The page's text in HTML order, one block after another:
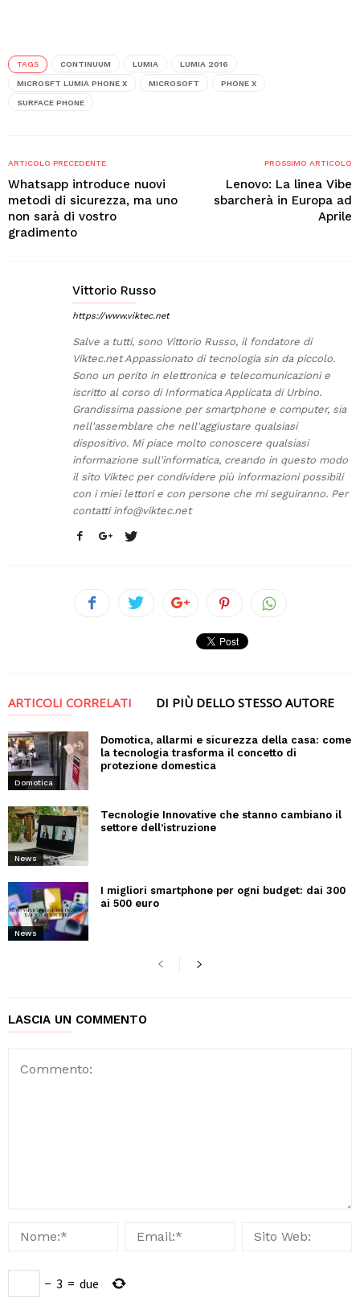
TAGS CONTINUUM LUMIA LUMIA 2016
MICROSFT LUMIA PHONE X MICROSOFT PHONE X
SURFACE PHONE
ARTICOLO PRECEDENTE
Whatsapp introduce nuovi
metodi di sicurezza, ma uno
non sarà di vostro
gradimento
PROSSIMO ARTICOLO
Lenovo: La linea Vibe
sbarcherà in Europa ad
Aprile
Vittorio Russo
https://www.viktec.net
Salve a tutti, sono Vittorio Russo, il fondatore di
Viktec.net Appassionato di tecnologia sin da piccolo.
Sono un perito in elettronica e telecomunicazioni e
iscritto al corso di Informatica Applicata di Urbino.
Grandissima passione per smartphone e computer, sia
nell'assemblare che nell'aggiustare qualsiasi
dispositivo. Mi piace molto conoscere qualsiasi
informazione sull'informatica, creando in questo modo
il sito Viktec per condividere più informazioni possibili
con i miei lettori e con persone che mi seguiranno. Per
contatti info@viktec.net
ARTICOLI CORRELATI DI PIÙ DELLO STESSO AUTORE
Domotica
Domotica, allarmi e sicurezza della casa: come
la tecnologia trasforma il concetto di
protezione domestica
News
Tecnologie Innovative che stanno cambiano il
settore dell’istruzione
News
I migliori smartphone per ogni budget: dai 300
ai 500 euro
LASCIA UN COMMENTO
− 3 = due